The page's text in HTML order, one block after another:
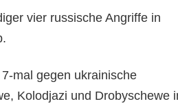
vier russische Angriffe in
mal gegen ukrainische
Kolodjazi und Drobyschewe